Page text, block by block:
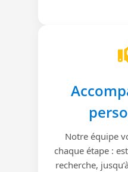
Notre équipe
chaque étape :
recherche,